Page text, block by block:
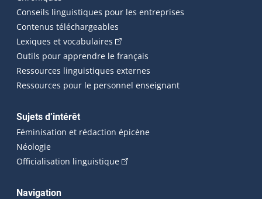
Conseils linguistiques pour les entreprises
Contenus téléchargeables
Lexiques et vocabulaires (Cet hyperlien externe s'ouvrira
Outils pour apprendre le français
Ressources linguistiques externes
Ressources pour le personnel enseignant
Sujets d’intérêt
Féminisation et rédaction épicène
Néologie
Officialisation linguistique(Cet hyperlien externe s'ouvrira
Navigation